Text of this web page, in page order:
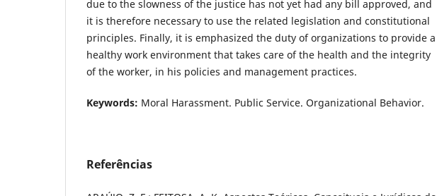
due to the slowness of the justice has not yet had any bill approved, and
it is therefore necessary to use the related legislation and constitutional
principles. Finally, it is emphasized the duty of organizations to provide a
healthy work environment that takes care of the health and the integrity
of the worker, in his policies and management practices.
Keywords: Moral Harassment. Public Service. Organizational Behavior.
Referências